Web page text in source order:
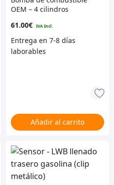
OEM – 4 cilindros
61.00€
Añadir al carrito